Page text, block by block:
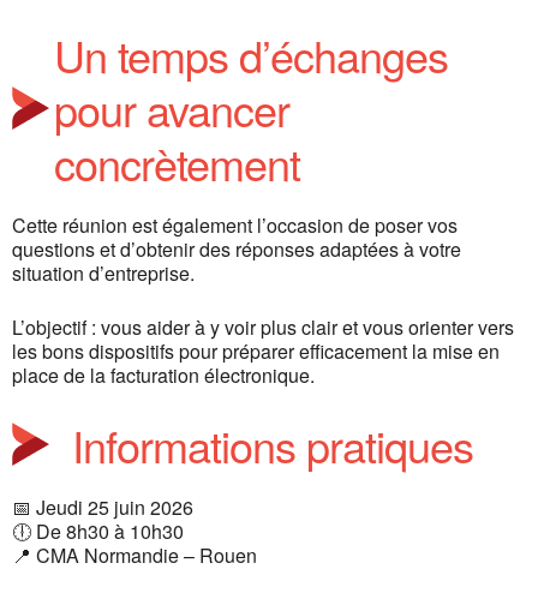
Un temps d’échanges
pour avancer
concrètement
Cette réunion est également l’occasion de poser vos
questions et d’obtenir des réponses adaptées à votre
situation d’entreprise.
L’objectif : vous aider à y voir plus clair et vous orienter vers
les bons dispositifs pour préparer efficacement la mise en
place de la facturation électronique.
Informations pratiques
📅 Jeudi 25 juin 2026
🕕 De 8h30 à 10h30
📍 CMA Normandie – Rouen